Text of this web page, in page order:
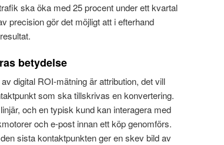
ska öka med 25 procent under ett kvartal
precision gör det möjligt att i efterhand
betydelse
digital ROI-mätning är attribution, det vill
som ska tillskrivas en konvertering.
och en typisk kund kan interagera med
och e-post innan ett köp genomförs.
sista kontaktpunkten ger en skev bild av